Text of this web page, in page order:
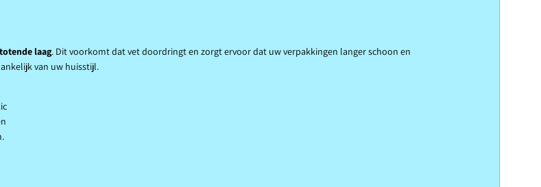
laag. Dit voorkomt dat vet doordringt en zorgt ervoor dat uw verpakkingen langer schoon en
van uw huisstijl.